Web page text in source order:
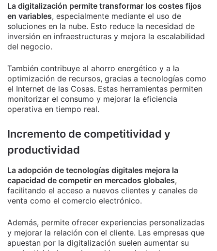
La digitalización permite transformar los costes fijos
en variables, especialmente mediante el uso de
soluciones en la nube. Esto reduce la necesidad de
inversión en infraestructuras y mejora la escalabilidad
del negocio.
También contribuye al ahorro energético y a la
optimización de recursos, gracias a tecnologías como
el Internet de las Cosas. Estas herramientas permiten
monitorizar el consumo y mejorar la eficiencia
operativa en tiempo real.
Incremento de competitividad y
productividad
La adopción de tecnologías digitales mejora la
capacidad de competir en mercados globales,
facilitando el acceso a nuevos clientes y canales de
venta como el comercio electrónico.
Además, permite ofrecer experiencias personalizadas
y mejorar la relación con el cliente. Las empresas que
apuestan por la digitalización suelen aumentar su